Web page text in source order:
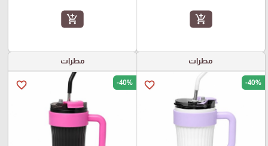
add_shopping_cart
add_shopping_cart
مطرات
favorite_border -40%
مطرات
favorite_border -40%